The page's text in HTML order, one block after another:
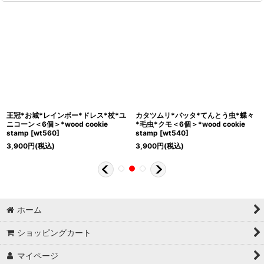
王冠*お城*レインボー*ドレス*杖*ユ
ニコーン＜6個＞*wood cookie
stamp [wt560]
3,900円(税込)
カタツムリ*バッタ*てんとう虫*蝶々
*毛虫*クモ＜6個＞*wood cookie
stamp [wt540]
3,900円(税込)
ホーム
ショッピングカート
マイページ